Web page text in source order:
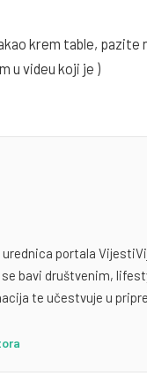
krem table, pazite
u videu koji je )
portala
se bavi društvenim,
te učestvuje u